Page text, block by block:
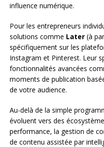
influence numérique.
Pour les entrepreneurs
solutions comme Later (à
spécifiquement sur les
Instagram et Pinterest. Leur
fonctionnalités avancées
moments de publication
de votre audience.
Au-delà de la simple
évoluent vers des
performance, la gestion de
de contenu assistée par